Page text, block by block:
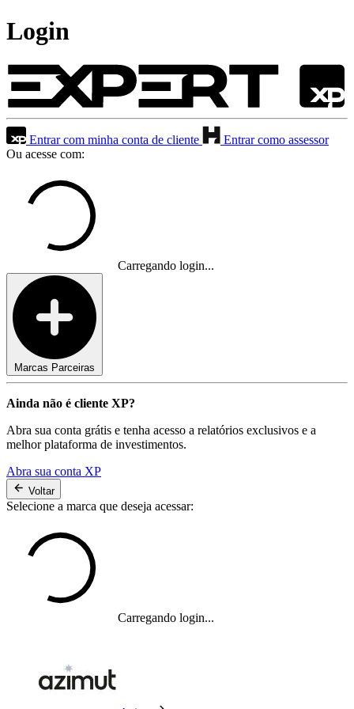
Login
Entrar com minha conta de cliente
Entrar como assessor
Ou acesse com:
Carregando login...
Marcas Parceiras
Ainda não é cliente XP?
Abra sua conta grátis e tenha acesso a relatórios exclusivos e a
melhor plataforma de investimentos.
Abra sua conta XP
Voltar
Selecione a marca que deseja acessar:
Carregando login...